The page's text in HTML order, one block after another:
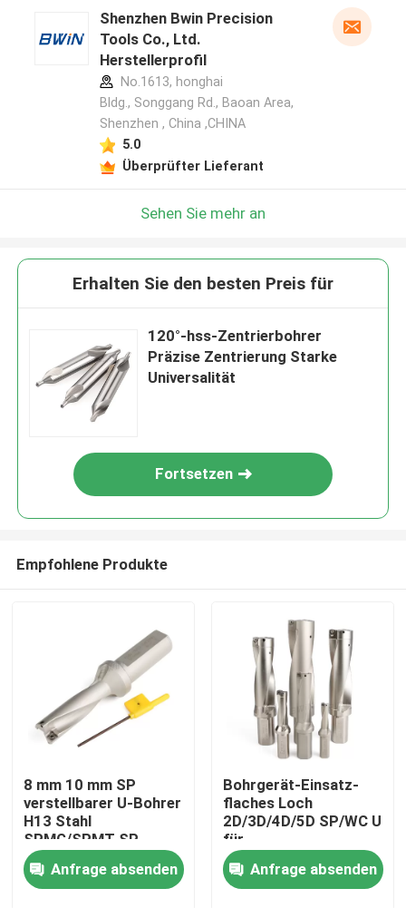
Heim
Produkte
Shenzhen Bwin Precision
Tools Co., Ltd.
Herstellerprofil
No.1613, honghai
Bldg., Songgang Rd., Baoan Area,
Shenzhen , China ,CHINA
5.0
Überprüfter Lieferant
Sehen Sie mehr an
Erhalten Sie den besten Preis für
120°-hss-Zentrierbohrer
Präzise Zentrierung Starke
Universalität
Fortsetzen
Empfohlene Produkte
8 mm 10 mm SP
verstellbarer U-Bohrer
H13 Stahl
SPMG/SPMT SP
2D/3D/4D/5D
Anfrage absenden
Bohrgerät-Einsatz-
flaches Loch
2D/3D/4D/5D SP/WC U
für
SPMG/SPMT/WCMX/
Anfrage absenden